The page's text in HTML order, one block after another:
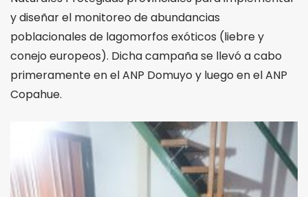
y diseñar el monitoreo de abundancias
poblacionales de lagomorfos exóticos (liebre y
conejo europeos). Dicha campaña se llevó a cabo
primeramente en el ANP Domuyo y luego en el ANP
Copahue.